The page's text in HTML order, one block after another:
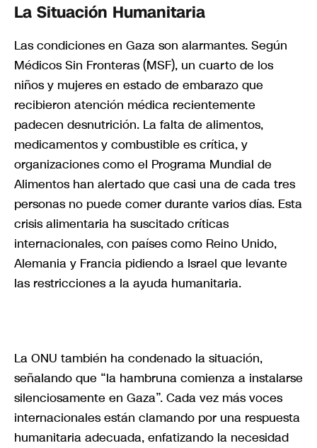
La Situación Humanitaria
Las condiciones en Gaza son alarmantes. Según
Médicos Sin Fronteras (MSF), un cuarto de los
niños y mujeres en estado de embarazo que
recibieron atención médica recientemente
padecen desnutrición. La falta de alimentos,
medicamentos y combustible es crítica, y
organizaciones como el Programa Mundial de
Alimentos han alertado que casi una de cada tres
personas no puede comer durante varios días. Esta
crisis alimentaria ha suscitado críticas
internacionales, con países como Reino Unido,
Alemania y Francia pidiendo a Israel que levante
las restricciones a la ayuda humanitaria.
La ONU también ha condenado la situación,
señalando que “la hambruna comienza a instalarse
silenciosamente en Gaza”. Cada vez más voces
internacionales están clamando por una respuesta
humanitaria adecuada, enfatizando la necesidad